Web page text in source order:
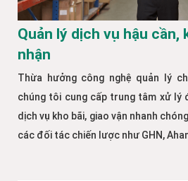
Quản lý dịch vụ hậu cần,
nhận
Thừa hưởng công nghệ quản lý
chúng tôi cung cấp trung tâm xử lý
dịch vụ kho bãi, giao vận nhanh
các đối tác chiến lược như GHN,